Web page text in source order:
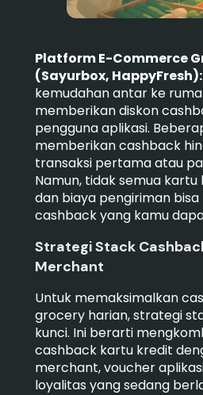
Platform E-Commerce
(Sayurbox, HappyFresh):
kemudahan antar ke
memberikan diskon
pengguna aplikasi.
memberikan cashback
transaksi pertama atau
Namun, tidak semua
dan biaya pengiriman
cashback yang kamu
Strategi Stack
Merchant
Untuk memaksimalkan
grocery harian, strategi
kunci. Ini berarti
cashback kartu kredit
merchant, voucher
loyalitas yang sedang